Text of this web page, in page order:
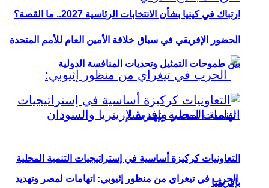
ارتباك في كينيا بشأن الانتخابات الرئاسية 2027.. ما القصة؟
الحرب في تيغراي من منظور إثيوبي: اتهامات لمصر وتهديد
الحضور الإفريقي في سباق خلافة الأمين العام للأمم المتحدة
بين طموحات التمثيل وتحديات المنافسة الدولية
التعاونيات كركيزة أساسية في إستراتيجيات التنمية المحلية
بإفريقيا